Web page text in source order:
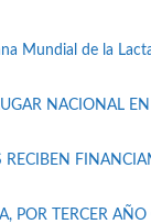
Mundial de la
NACIONAL
TERCER